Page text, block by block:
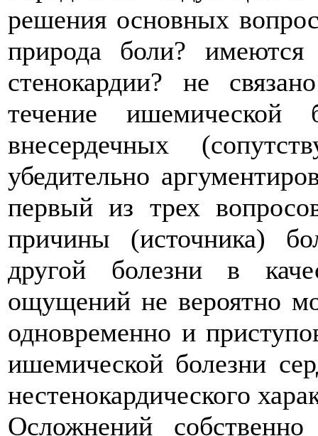
решения основных
природа боли?
стенокардии? не
течение ишемической
внесердечных
убедительно
первый из трех
причины (источника)
другой болезни в
ощущений не вероятно
одновременно и
ишемической болезни
нестенокардического
Осложнений